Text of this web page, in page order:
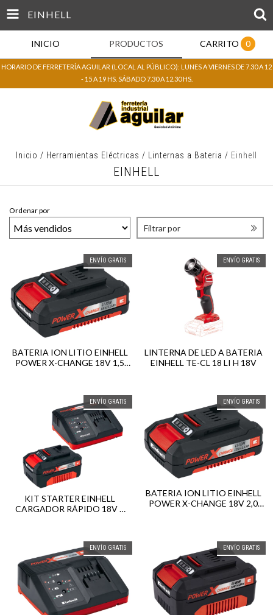
EINHELL
INICIO PRODUCTOS CARRITO 0
HORARIO DE FERRETERÍA AGUILAR (LOCAL AL PÚBLICO): LUNES A VIERNES DE 7.30 A 12
- 15 A 19 HS. SÁBADO 7.30 A 12.30 HS.
Inicio / Herramientas Eléctricas / Linternas a Bateria / Einhell
EINHELL
Ordenar por
Filtrar por
ENVÍO GRATIS
BATERIA ION LITIO EINHELL
POWER X-CHANGE 18V 1,5
ENVÍO GRATIS
LINTERNA DE LED A BATERIA
EINHELL TE-CL 18 LI H 18V
ENVÍO GRATIS
KIT STARTER EINHELL
CARGADOR RÁPIDO 18V +
ENVÍO GRATIS
BATERIA ION LITIO EINHELL
POWER X-CHANGE 18V 2,0
ENVÍO GRATIS ENVÍO GRATIS